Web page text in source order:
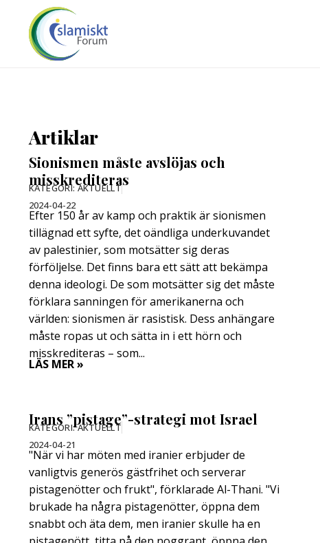
Artiklar
Sionismen måste avslöjas och
misskrediteras
KATEGORI: AKTUELLT
2024-04-22
Efter 150 år av kamp och praktik är sionismen
tillägnad ett syfte, det oändliga underkuvandet
av palestinier, som motsätter sig deras
förföljelse. Det finns bara ett sätt att bekämpa
denna ideologi. De som motsätter sig det måste
förklara sanningen för amerikanerna och
världen: sionismen är rasistisk. Dess anhängare
måste ropas ut och sätta in i ett hörn och
misskrediteras – som...
LÄS MER »
Irans ”pistage”-strategi mot Israel
KATEGORI:AKTUELLT
2024-04-21
"När vi har möten med iranier erbjuder de
vanligtvis generös gästfrihet och serverar
pistagenötter och frukt", förklarade Al-Thani. "Vi
brukade ha några pistagenötter, öppna dem
snabbt och äta dem, men iranier skulle ha en